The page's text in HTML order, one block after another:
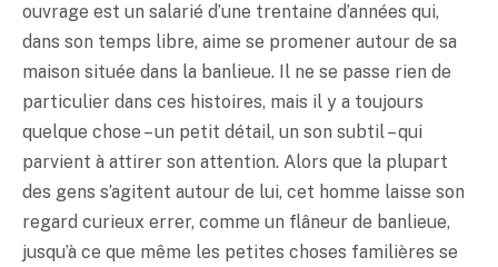
ouvrage est un salarié d’une trentaine d’années qui,
dans son temps libre, aime se promener autour de sa
maison située dans la banlieue. Il ne se passe rien de
particulier dans ces histoires, mais il y a toujours
quelque chose – un petit détail, un son subtil – qui
parvient à attirer son attention. Alors que la plupart
des gens s’agitent autour de lui, cet homme laisse son
regard curieux errer, comme un flâneur de banlieue,
jusqu’à ce que même les petites choses familières se